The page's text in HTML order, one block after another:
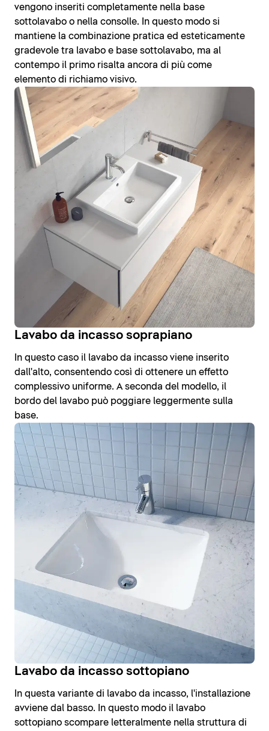
vengono inseriti completamente nella base
sottolavabo o nella consolle. In questo modo si
mantiene la combinazione pratica ed esteticamente
gradevole tra lavabo e base sottolavabo, ma al
contempo il primo risalta ancora di più come
elemento di richiamo visivo.
Lavabo da incasso soprapiano
In questo caso il lavabo da incasso viene inserito
dall'alto, consentendo così di ottenere un effetto
complessivo uniforme. A seconda del modello, il
bordo del lavabo può poggiare leggermente sulla
base.
Lavabo da incasso sottopiano
In questa variante di lavabo da incasso, l'installazione
avviene dal basso. In questo modo il lavabo
sottopiano scompare letteralmente nella struttura di